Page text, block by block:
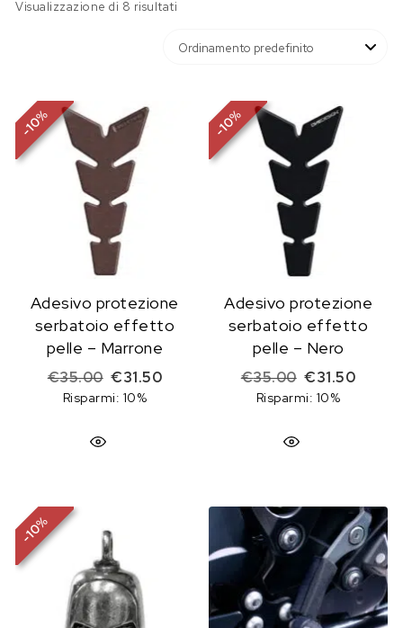
Visualizzazione di 8 risultati
-
10
%
Adesivo protezione
serbatoio effetto
pelle – Marrone
€35.00 Il prezzo originale era: €35.00.
€31.50Il prezzo attuale è: €31.50.
Risparmi: 10%
-
10
%
Adesivo protezione
serbatoio effetto
pelle – Nero
€35.00 Il prezzo
€31.50Il
Risparmi: 10%
-
10
%